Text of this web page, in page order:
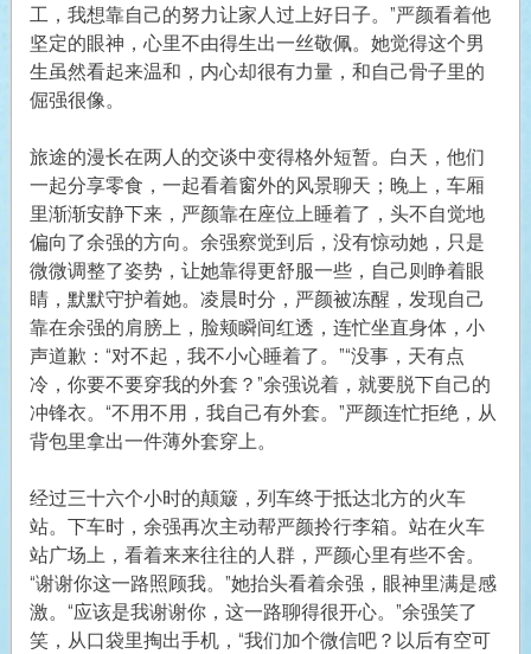
工，我想靠自己的努力让家人过上好日子。”严颜看着他
坚定的眼神，心里不由得生出一丝敬佩。她觉得这个男
生虽然看起来温和，内心却很有力量，和自己骨子里的
倔强很像。
旅途的漫长在两人的交谈中变得格外短暂。白天，他们
一起分享零食，一起看着窗外的风景聊天；晚上，车厢
里渐渐安静下来，严颜靠在座位上睡着了，头不自觉地
偏向了余强的方向。余强察觉到后，没有惊动她，只是
微微调整了姿势，让她靠得更舒服一些，自己则睁着眼
睛，默默守护着她。凌晨时分，严颜被冻醒，发现自己
靠在余强的肩膀上，脸颊瞬间红透，连忙坐直身体，小
声道歉：“对不起，我不小心睡着了。”“没事，天有点
冷，你要不要穿我的外套？”余强说着，就要脱下自己的
冲锋衣。“不用不用，我自己有外套。”严颜连忙拒绝，从
背包里拿出一件薄外套穿上。
经过三十六个小时的颠簸，列车终于抵达北方的火车
站。下车时，余强再次主动帮严颜拎行李箱。站在火车
站广场上，看着来来往往的人群，严颜心里有些不舍。
“谢谢你这一路照顾我。”她抬头看着余强，眼神里满是感
激。“应该是我谢谢你，这一路聊得很开心。”余强笑了
笑，从口袋里掏出手机，“我们加个微信吧？以后有空可